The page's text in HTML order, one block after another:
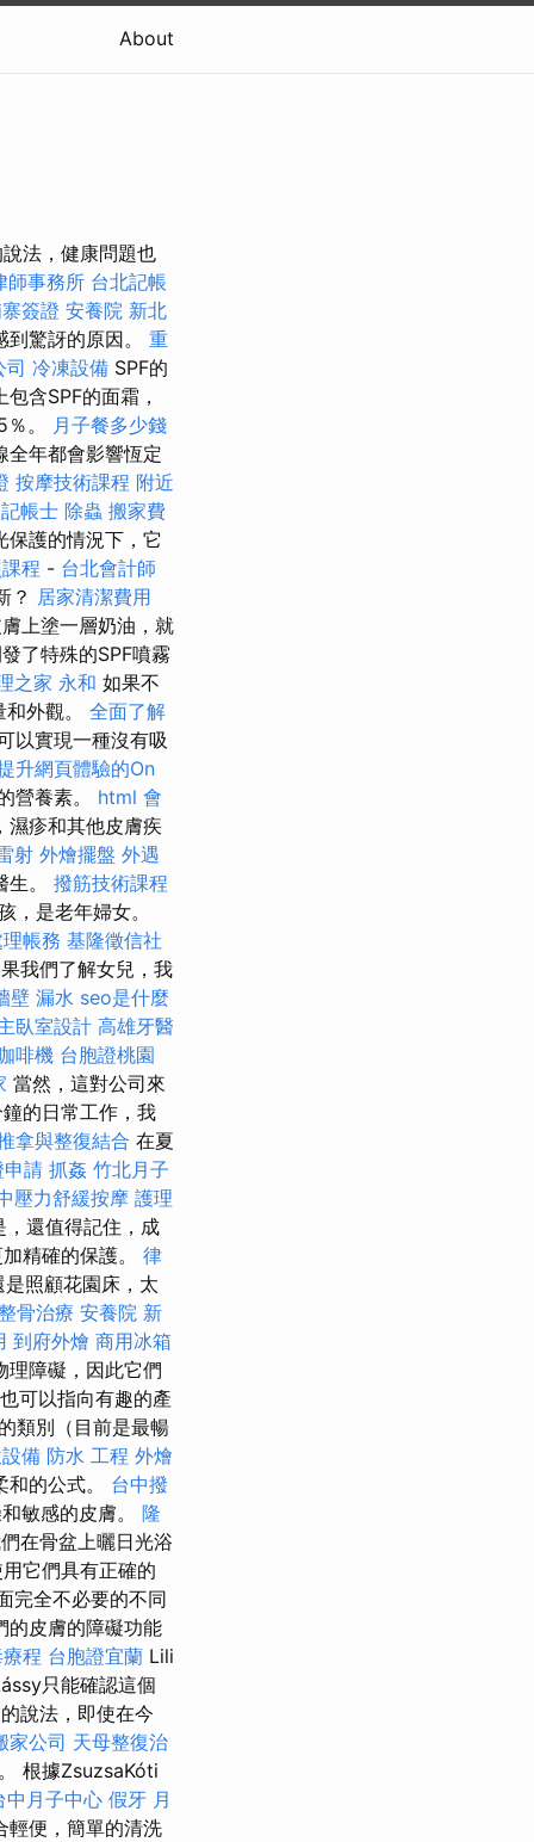
About
法，健康問題也
師事務所 台北記帳
簽證 安養院 新北
驚訝的原因。 重
司 冷凍設備 SPF的
含SPF的面霜，
。
月子餐多少錢
全年都會影響恆定
按摩技術課程 附近
記帳士 除蟲 搬家費
保護的情況下，它
程 - 台北會計師
？ 居家清潔費用
上塗一層奶油，就
了特殊的SPF噴霧
之家 永和 如果不
外觀。 全面了解
以實現一種沒有吸
升網頁體驗的On
營養素。 html 會
濕疹和其他皮膚疾
射 外燴擺盤 外遇
。 撥筋技術課程
是老年婦女。
帳務 基隆徵信社
我們了解女兒，我
壁 漏水 seo是什麼
臥室設計 高雄牙醫
啡機 台胞證桃園
當然，這對公司來
的日常工作，我
拿與整復結合 在夏
申請 抓姦 竹北月子
壓力舒緩按摩 護理
，還值得記住，成
精確的保護。 律
照顧花園床，太
骨治療 安養院 新
到府外燴 商用冰箱
理障礙，因此它們
可以指向有趣的產
類別（目前是最暢
備 防水 工程 外燴
的公式。 台中撥
敏感的皮膚。 隆
在骨盆上曬日光浴
它們具有正確的
完全不必要的不​​同
的皮膚的障礙功能
程 台胞證宜蘭 Lili
只能確認這個
說法，即使在今
家公司 天母整復治
根據ZsuzsaKóti
中月子中心 假牙 月
輕便，簡單的清洗